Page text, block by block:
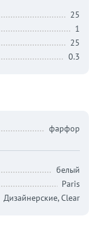
25
1
25
0.3
фарфор
белый
Paris
Дизайнерские, Clear